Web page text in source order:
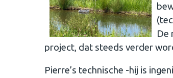
De
project, dat steeds verder
Pierre’s technische -hij is